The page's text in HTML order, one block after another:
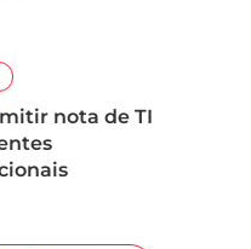
nota de TI